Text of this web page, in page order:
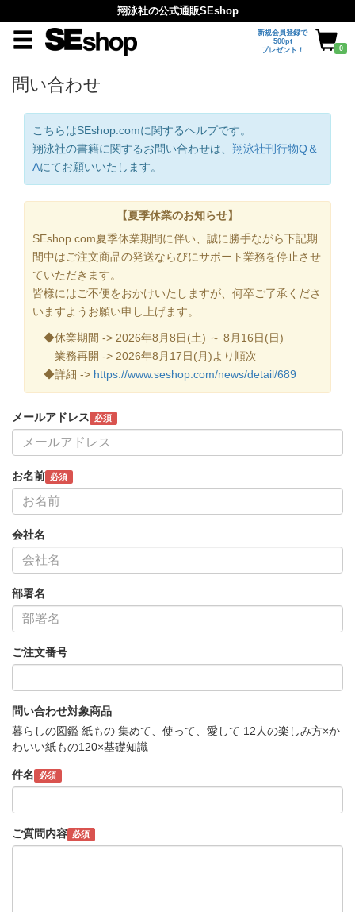
翔泳社の公式通販SEshop
新規会員登録で
500pt
プレゼント！
0
問い合わせ
こちらはSEshop.comに関するヘルプです。
翔泳社の書籍に関するお問い合わせは、 翔泳社刊行物Q＆
Aにてお願いいたします。
【夏季休業のお知らせ】
SEshop.com夏季休業期間に伴い、誠に勝手ながら下記期
間中はご注文商品の発送ならびにサポート業務を停止させ
ていただきます。
皆様にはご不便をおかけいたしますが、何卒ご了承くださ
いますようお願い申し上げます。
◆休業期間 -> 2026年8月8日(土) ～ 8月16日(日)
業務再開 -> 2026年8月17日(月)より順次
◆詳細 -> https://www.seshop.com/news/detail/689
メールアドレス 必須
お名前 必須
会社名
部署名
ご注文番号
問い合わせ対象商品
暮らしの図鑑 紙もの 集めて、使って、愛して 12人の楽しみ方×か
わいい紙もの120×基礎知識
件名 必須
ご質問内容 必須